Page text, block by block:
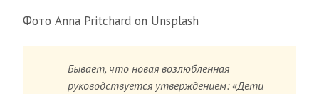
Фото Anna Pritchard on Unsplash
Бывает, что новая возлюбленная
руководствуется утверждением: «Дети